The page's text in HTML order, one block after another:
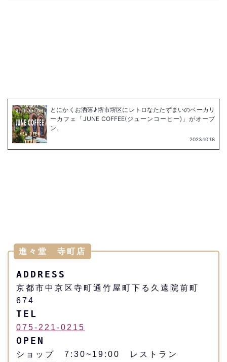
進々堂 寺町店
ADDRESS
京都市中京区寺町通竹屋町下る久遠院前町
674
TEL
075-221-0215
OPEN
ショップ 7:30~19:00 レストラン